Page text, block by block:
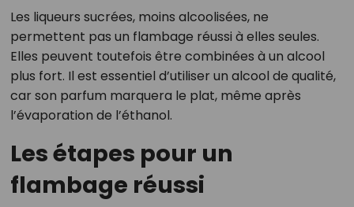
Les liqueurs sucrées, moins alcoolisées, ne
permettent pas un flambage réussi à elles seules.
Elles peuvent toutefois être combinées à un alcool
plus fort. Il est essentiel d’utiliser un alcool de qualité,
car son parfum marquera le plat, même après
l’évaporation de l’éthanol.
Les étapes pour un
flambage réussi